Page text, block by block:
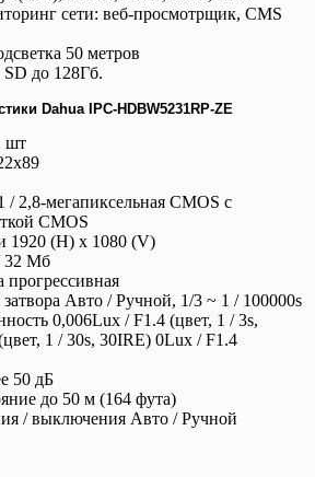
сети: веб-просмотрщик, CMS
50 метров
до 128Гб.
Dahua IPC-HDBW5231RP-ZE
шт
2,8-мегапиксельная CMOS с
CMOS
1920 (H) x 1080 (V)
32 Мб
затвора Авто / Ручной, 1/3 ~ 1 / 100000s
0,006Lux / F1.4 (цвет, 1 / 3s,
1 / 30s, 30IRE) 0Lux / F1.4
50 дБ
до 50 м (164 фута)
/ выключения Авто / Ручной